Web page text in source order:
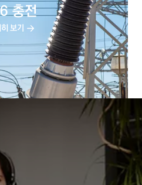
충전
보기